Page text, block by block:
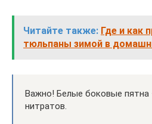
Читайте также: Где и как
тюльпаны зимой в
Важно! Белые боковые пятна
нитратов.